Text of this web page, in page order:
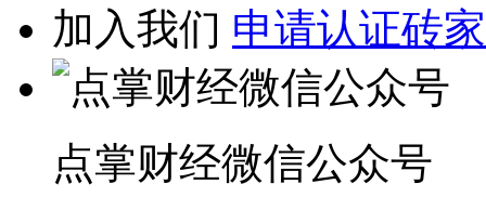
加入我们 申请认证砖家
点掌财经微信公众号